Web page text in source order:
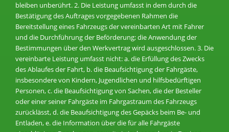
bleiben unberührt. 2. Die Leistung umfasst in dem durch die
Bestätigung des Auftrages vorgegebenen Rahmen die
Bereitstellung eines Fahrzeugs der vereinbarten Art mit Fahrer
und die Durchführung der Beförderung; die Anwendung der
Bestimmungen über den Werkvertrag wird ausgeschlossen. 3. Die
vereinbarte Leistung umfasst nicht: a. die Erfüllung des Zwecks
des Ablaufes der Fahrt, b. die Beaufsichtigung der Fahrgäste,
insbesondere von Kindern, Jugendlichen und hilfsbedürftigen
Personen, c. die Beaufsichtigung von Sachen, die der Besteller
oder einer seiner Fahrgäste im Fahrgastraum des Fahrzeugs
zurücklässt, d. die Beaufsichtigung des Gepäcks beim Be- und
Entladen, e. die Information über die für alle Fahrgäste